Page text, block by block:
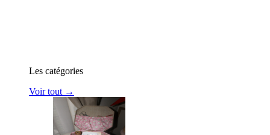
Les catégories
Voir tout →